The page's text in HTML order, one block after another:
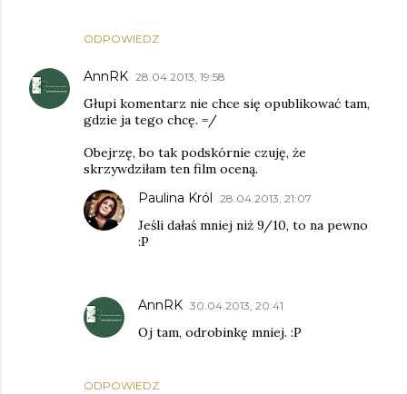
ODPOWIEDZ
AnnRK 28.04.2013, 19:58
Głupi komentarz nie chce się opublikować tam,
gdzie ja tego chcę. =/
Obejrzę, bo tak podskórnie czuję, że
skrzywdziłam ten film oceną.
ODPOWIEDZ
Paulina Król 28.04.2013, 21:07
Jeśli dałaś mniej niż 9/10, to na pewno
:P
AnnRK 30.04.2013, 20:41
Oj tam, odrobinkę mniej. :P